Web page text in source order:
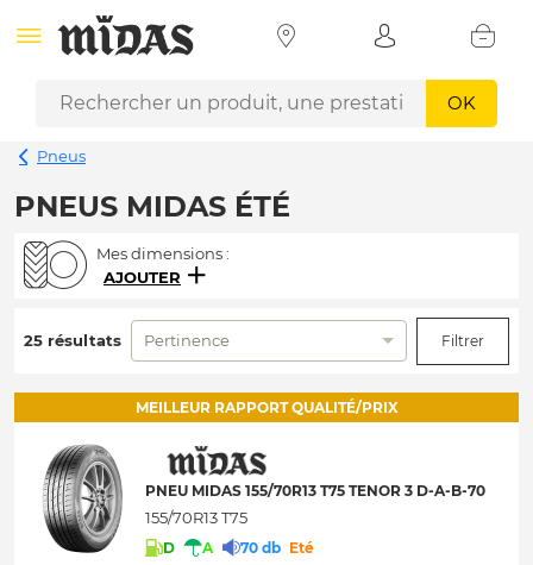
OK
Pneus
PNEUS MIDAS ÉTÉ
Mes dimensions :
AJOUTER
25 résultats Pertinence Filtrer
MEILLEUR RAPPORT QUALITÉ/PRIX
PNEU MIDAS 155/70R13 T75 TENOR 3 D-A-B-70
155/70R13 T75
D A 70 db Eté